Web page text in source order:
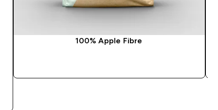
100% Apple Fibre